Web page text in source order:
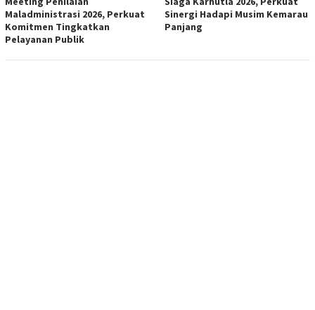
Maladministrasi 2026, Perkuat
Komitmen Tingkatkan
Pelayanan Publik
Sinergi Hadapi Musim Kemarau
Panjang